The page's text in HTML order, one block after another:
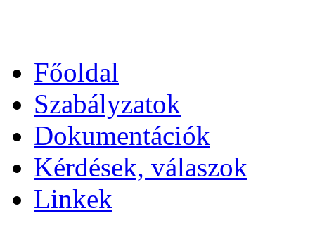
Főoldal
Szabályzatok
Dokumentációk
Kérdések, válaszok
Linkek